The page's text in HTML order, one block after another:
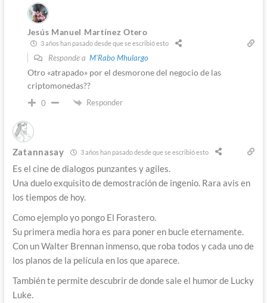
Jesús Manuel Martínez Otero
3 años han pasado desde que se escribió esto
Responde a M'Rabo Mhulargo
Otro «atrapado» por el desmorone del negocio de las
criptomonedas??
0 Responder
Zatannasay 3 años han pasado desde que se escribió esto
Es el cine de dialogos punzantes y agiles.
Una duelo exquisito de demostración de ingenio. Rara avis en
los tiempos de hoy.
Como ejemplo yo pongo El Forastero.
Su primera media hora es para poner en bucle eternamente.
Con un Walter Brennan inmenso, que roba todos y cada uno de
los planos de la película en los que aparece.
También te permite descubrir de donde sale el humor de Lucky
Luke.